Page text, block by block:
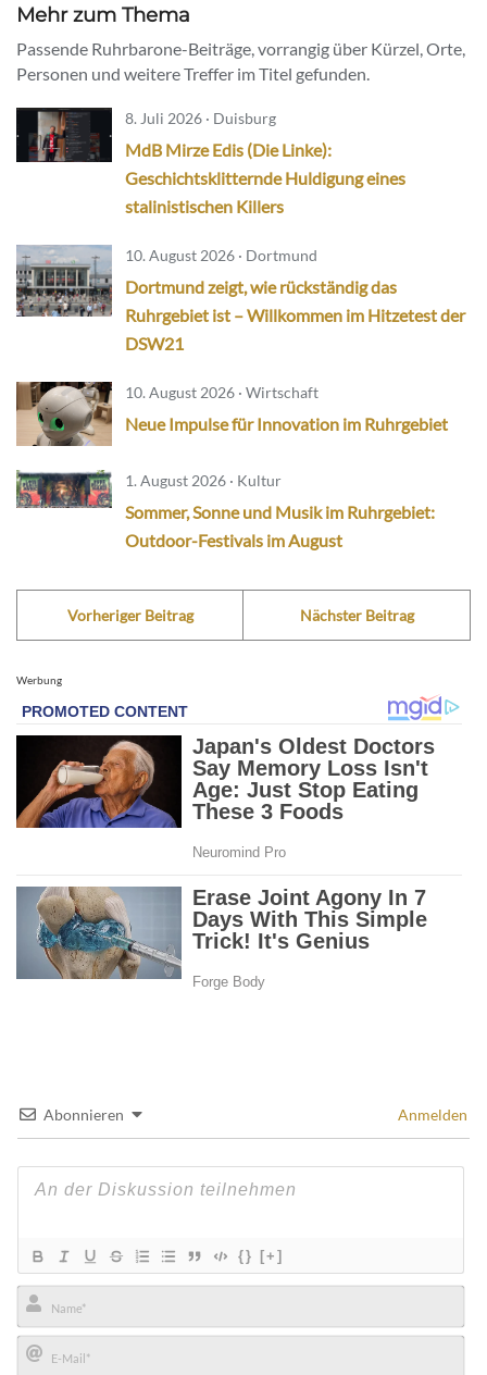
Mehr zum Thema
Passende Ruhrbarone-Beiträge, vorrangig über Kürzel, Orte,
Personen und weitere Treffer im Titel gefunden.
8. Juli 2026 · Duisburg
MdB Mirze Edis (Die Linke):
Geschichtsklitternde Huldigung eines
stalinistischen Killers
10. August 2026 · Dortmund
Dortmund zeigt, wie rückständig das
Ruhrgebiet ist – Willkommen im Hitzetest der
DSW21
10. August 2026 · Wirtschaft
Neue Impulse für Innovation im Ruhrgebiet
1. August 2026 · Kultur
Sommer, Sonne und Musik im Ruhrgebiet:
Outdoor-Festivals im August
Vorheriger Beitrag Nächster Beitrag
Werbung
Abonnieren Anmelden
{} [+]
Name*